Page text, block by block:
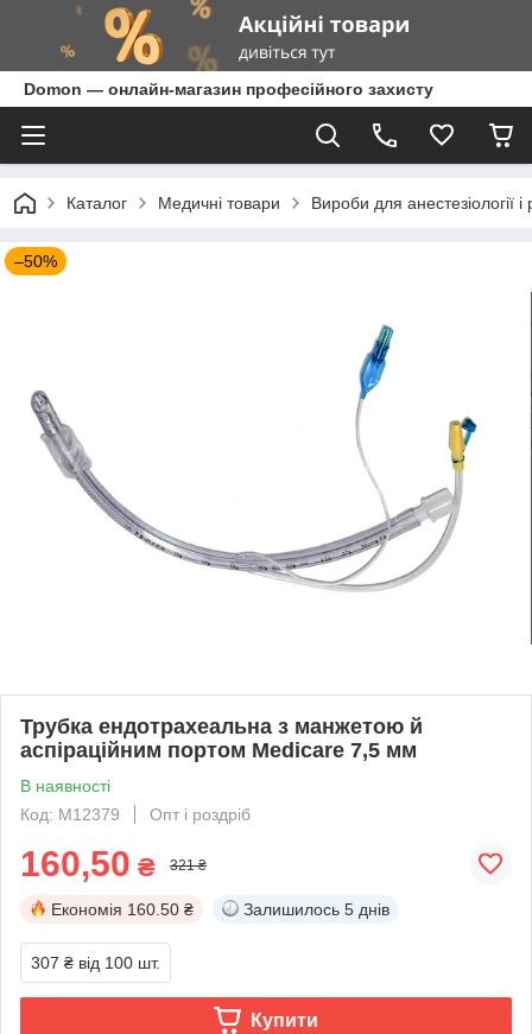
Domon — онлайн-магазин професійного захисту
Каталог Медичні товари Вироби для анестезіології і
–50%
Трубка ендотрахеальна з манжетою й
аспіраційним портом Medicare 7,5 мм
В наявності
Код: M12379
Опт і роздріб
160,50 ₴ 321 ₴
Економія 160.50 ₴ Залишилось 5 днів
307 ₴ від 100 шт.
Купити